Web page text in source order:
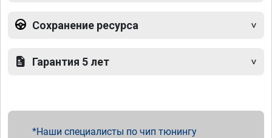
Сохранение ресурса
Гарантия 5 лет
Наши специалисты по чип тюнингу